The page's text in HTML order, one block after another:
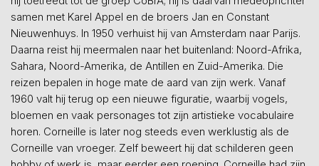
samen met Karel Appel en de broers Jan en Constant
Nieuwenhuys. In 1950 verhuist hij van Amsterdam naar Parijs.
Daarna reist hij meermalen naar het buitenland: Noord-Afrika,
Sahara, Noord-Amerika, de Antillen en Zuid-Amerika. Die
reizen bepalen in hoge mate de aard van zijn werk. Vanaf
1960 valt hij terug op een nieuwe figuratie, waarbij vogels,
bloemen en vaak personages tot zijn artistieke vocabulaire
horen. Corneille is later nog steeds even werklustig als de
Corneille van vroeger. Zelf beweert hij dat schilderen geen